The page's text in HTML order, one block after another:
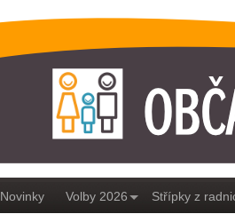
OBČANÉ PRO
Novinky Volby 2026 Střípky z